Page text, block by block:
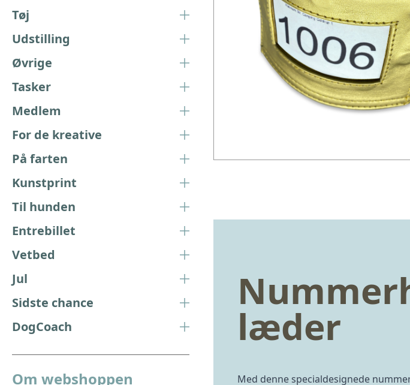
Tøj
Udstilling
Øvrige
Tasker
Medlem
For de kreative
På farten
Kunstprint
Til hunden
Entrebillet
Vetbed
Jul
Sidste chance
DogCoach
Om webshoppen
læder
Med denne specialdesignede